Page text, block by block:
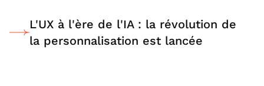
L'UX à l'ère de l'IA : la révolution de
la personnalisation est lancée